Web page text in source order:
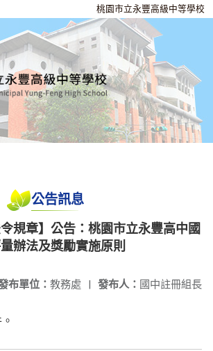
桃園市立永豐高級中等學校
公告訊息
令規章】公告：桃園市立永豐高中國
辦法及獎勵實施原則
發布人： 國中註冊組長
布單位： 教務處 |